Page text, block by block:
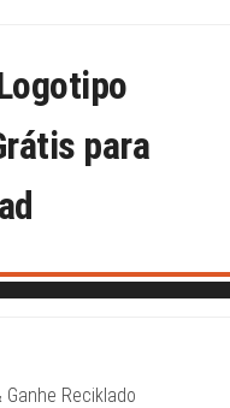
para
Reciklado